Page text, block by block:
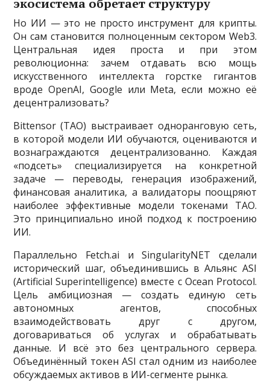
Но ИИ — это не просто инструмент для крипты.
Он сам становится полноценным сектором Web3.
Центральная идея проста и при этом
революционна: зачем отдавать всю мощь
искусственного интеллекта горстке гигантов
вроде OpenAI, Google или Meta, если можно её
децентрализовать?
Bittensor (TAO) выстраивает одноранговую сеть,
в которой модели ИИ обучаются, оцениваются и
вознаграждаются децентрализованно. Каждая
«подсеть» специализируется на конкретной
задаче — переводы, генерация изображений,
финансовая аналитика, а валидаторы поощряют
наиболее эффективные модели токенами TAO.
Это принципиально иной подход к построению
ИИ.
Параллельно Fetch.ai и SingularityNET сделали
исторический шаг, объединившись в Альянс ASI
(Artificial Superintelligence) вместе с Ocean Protocol.
Цель амбициозная — создать единую сеть
автономных агентов, способных
взаимодействовать друг с другом,
договариваться об услугах и обрабатывать
данные. И всё это без центрального сервера.
Объединённый токен ASI стал одним из наиболее
обсуждаемых активов в ИИ-сегменте рынка.